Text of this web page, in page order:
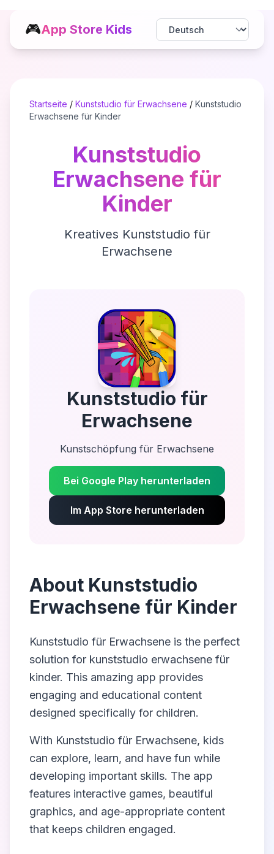
🎮App Store Kids
Startseite / Kunststudio für Erwachsene / Kunststudio
Erwachsene für Kinder
Kunststudio
Erwachsene für
Kinder
Kreatives Kunststudio für
Erwachsene
Kunststudio für
Erwachsene
Kunstschöpfung für Erwachsene
Bei Google Play herunterladen
Im App Store herunterladen
About Kunststudio
Erwachsene für Kinder
Kunststudio für Erwachsene is the perfect
solution for kunststudio erwachsene für
kinder. This amazing app provides
engaging and educational content
designed specifically for children.
With Kunststudio für Erwachsene, kids
can explore, learn, and have fun while
developing important skills. The app
features interactive games, beautiful
graphics, and age-appropriate content
that keeps children engaged.